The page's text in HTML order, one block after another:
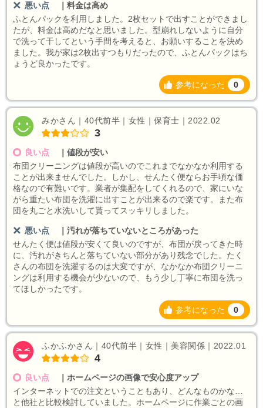
悪い点
料金は高め
ふとんパックを利用しました。2枚セットで出すことができまし
たが、料金は高めだなと思いました。型崩れしないように自分
で洗って干してという手間を考えると、お願いすることを決め
ました。我が家は2枚出すつもりだったので、ふとんパックはち
ょうど良かったです。
参考になった 0
みかさん｜40代前半｜女性｜保育士｜2022.02
3
良い点
値段が安い
布団クリーニングは値段が高いのでこれまでなかなか利用する
ことが出来ませんでした。しかし、せんたく便ならお手頃な価
格なので有難いです。業者が集配をしてくれるので、家にいな
がら重たい布団を洗濯に出すことが出来るので楽です。また布
団を丸ごと水洗いして貰ってスッキリしました。
悪い点
汚れが落ちていないところがあった
せんたく便は値段が安くて良いのですが、布団が戻ってきた時
に、汚れがきちんと落ちていない部分があり残念でした。たく
さんの布団を洗濯するのは大変ですが、なかなか布団クリーニ
ングは利用する機会が少ないので、もう少し丁寧に布団を洗っ
てほしかったです。
参考になった 0
ふかふかさん｜40代前半｜女性｜美容関係｜2022.01
4
良い点
ホームページの画像で安心度アップ
インターネットでの注文ということもあり、どんなものかな…
と他社と比較検討していました。ホームページに作業ごとの画